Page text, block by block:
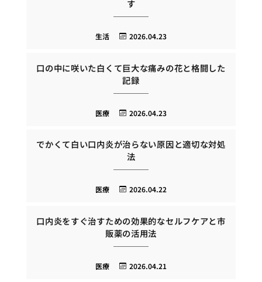
す
2026.04.23
生活
口の中に咲いた白くて巨大な痛みの花と格闘した
記録
2026.04.23
医療
でかくて白い口内炎が治らない原因と適切な対処
法
2026.04.22
医療
口内炎をすぐ治すための効果的なセルフケアと市
販薬の活用法
2026.04.21
医療